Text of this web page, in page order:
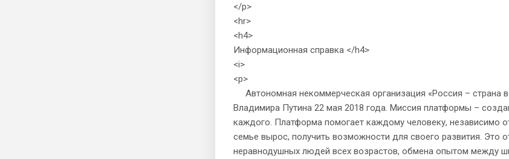
</p>
<hr>
<h4>
Информационная справка </h4>
<i>
<p>
Автономная некоммерческая организация «Россия –
Владимира Путина 22 мая 2018 года. Миссия платформы –
каждого. Платформа помогает каждому человеку, независимо
семье вырос, получить возможности для своего развития.
неравнодушных людей всех возрастов, обмена опытом между